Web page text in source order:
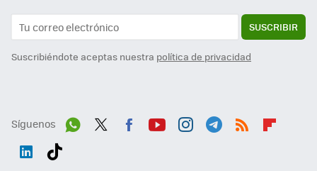
SUSCRIBIR
Suscribiéndote aceptas nuestra política de privacidad
Síguenos